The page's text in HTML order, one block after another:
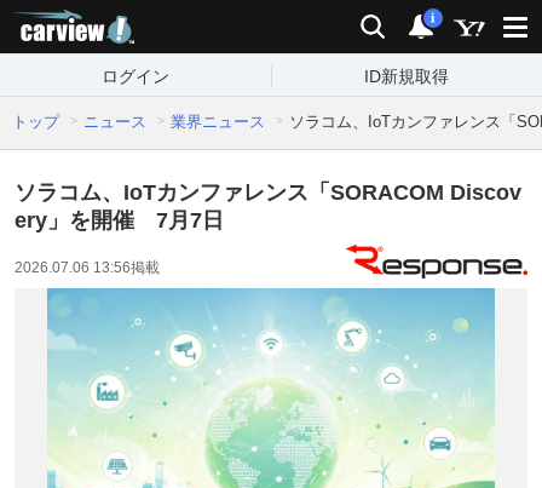
検索 通知
i
ログイン ID新規取得
トップ ニュース 業界ニュース ソラコム、IoTカンファレンス「
ソラコム、IoTカンファレンス「SORACOM Discov
ery」を開催 7月7日
2026.07.06 13:56掲載